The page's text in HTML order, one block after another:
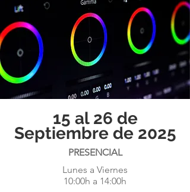
15 al 26 de
Septiembre de 2025
PRESENCIAL
Lunes a Viernes
10:00h a 14:00h